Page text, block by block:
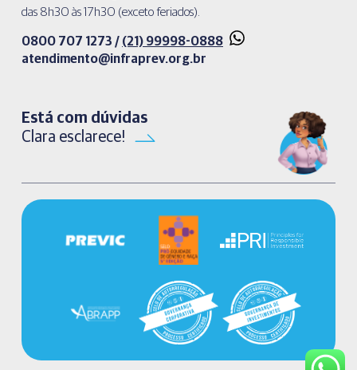
das 8h30 às 17h30 (exceto feriados).
0800 707 1273 / (21) 99998-0888
atendimento@infraprev.org.br​
Está com dúvidas
Clara esclarece!